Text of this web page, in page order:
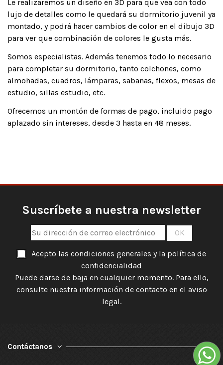
Le realizaremos un diseño en 3D para que vea con todo
lujo de detalles como le quedará su dormitorio juvenil ya
montado, y podrá hacer cambios de color en el dibujo 3D
para ver que combinación de colores le gusta más.
Somos especialistas. Además tenemos todo lo necesario
para completar su dormitorio, tanto colchones, como
almohadas, cuadros, lámparas, sabanas, flexos, mesas de
estudio, sillas estudio, etc.
Ofrecemos un montón de formas de pago, incluido pago
aplazado sin intereses, desde 3 hasta en 48 meses.
Suscríbete a nuestra newsletter
Acepto las condiciones generales y la política de
confidencialidad
Puede darse de baja en cualquier momento. Para ello,
consulte nuestra información de contacto en el aviso
legal.
Contáctanos